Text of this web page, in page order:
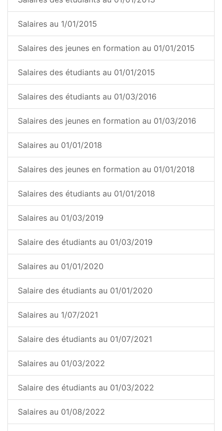
Salaires au 1/01/2015
Salaires des jeunes en formation au 01/01/2015
Salaires des étudiants au 01/01/2015
Salaires des étudiants au 01/03/2016
Salaires des jeunes en formation au 01/03/2016
Salaires au 01/01/2018
Salaires des jeunes en formation au 01/01/2018
Salaires des étudiants au 01/01/2018
Salaires au 01/03/2019
Salaire des étudiants au 01/03/2019
Salaires au 01/01/2020
Salaire des étudiants au 01/01/2020
Salaires au 1/07/2021
Salaire des étudiants au 01/07/2021
Salaires au 01/03/2022
Salaire des étudiants au 01/03/2022
Salaires au 01/08/2022